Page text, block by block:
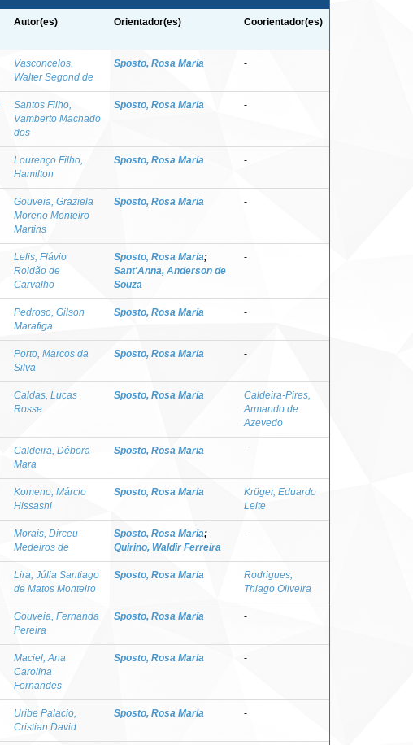
Autor(es) Orientador(es) Coorientador(es)
Vasconcelos,
Walter Segond de
Sposto, Rosa Maria -
Santos Filho,
Vamberto Machado
dos
Sposto, Rosa Maria -
Lourenço Filho,
Hamilton
Sposto, Rosa Maria -
Gouveia, Graziela
Moreno Monteiro
Martins
Sposto, Rosa Maria -
Lelis, Flávio
Roldão de
Carvalho
Sposto, Rosa Maria;
Sant'Anna, Anderson de
Souza
-
Pedroso, Gilson
Marafiga
Sposto, Rosa Maria -
Porto, Marcos da
Silva
Sposto, Rosa Maria -
Caldas, Lucas
Rosse
Sposto, Rosa Maria
Caldeira-Pires,
Armando de
Azevedo
Caldeira, Débora
Mara
Sposto, Rosa Maria -
Komeno, Márcio
Hissashi
Sposto, Rosa Maria
Krüger, Eduardo
Leite
Morais, Dirceu
Medeiros de
Sposto, Rosa Maria;
Quirino, Waldir Ferreira
-
Lira, Júlia Santiago
de Matos Monteiro
Sposto, Rosa Maria
Rodrigues,
Thiago Oliveira
Gouveia, Fernanda
Pereira
Sposto, Rosa Maria -
Maciel, Ana
Carolina
Fernandes
Sposto, Rosa Maria -
Uribe Palacio,
Cristian David
Sposto, Rosa Maria -